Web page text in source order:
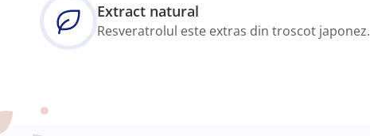
Extract natural
Resveratrolul este extras din troscot japonez.